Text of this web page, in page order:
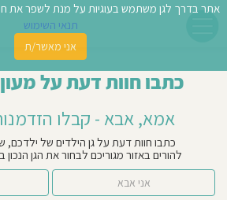
כתבו חוות דעת על
אמא, אבא - קבלו
כתבו חוות דעת על גן הילדים של ילדכם,
להורים באזור מגוריכם לבחור את הגן הנכון
אני אבא
אתר בדרך לגן משתמש בעוגיות על מנת לשפר את
תנאי השימוש
אני מאשר/ת